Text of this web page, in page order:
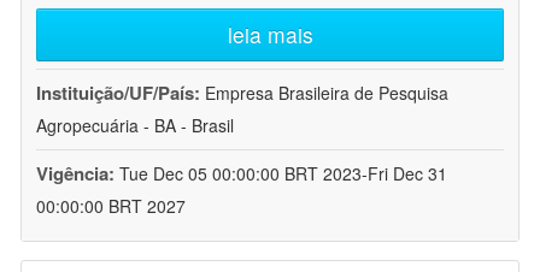
leia mais
Instituição/UF/País: Empresa Brasileira de Pesquisa
Agropecuária - BA - Brasil
Vigência: Tue Dec 05 00:00:00 BRT 2023-Fri Dec 31
00:00:00 BRT 2027